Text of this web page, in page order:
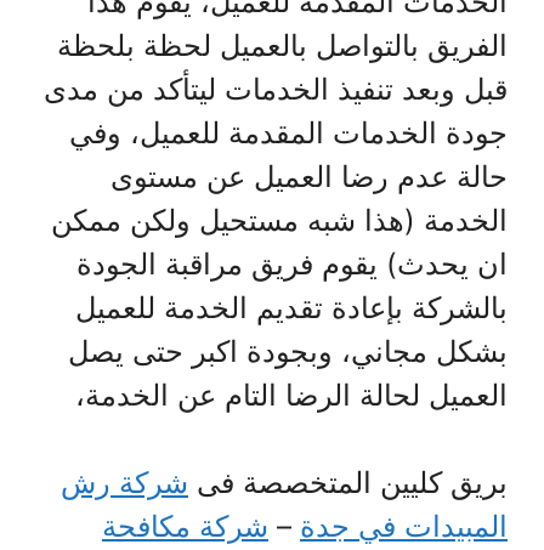
الفريق بالتواصل بالعميل لحظة بلحظة
قبل وبعد تنفيذ الخدمات ليتأكد من مدى
جودة الخدمات المقدمة للعميل، وفي
حالة عدم رضا العميل عن مستوى
الخدمة (هذا شبه مستحيل ولكن ممكن
ان يحدث) يقوم فريق مراقبة الجودة
بالشركة بإعادة تقديم الخدمة للعميل
بشكل مجاني، وبجودة اكبر حتى يصل
العميل لحالة الرضا التام عن الخدمة،
بريق كليين المتخصصة فى شركة رش
المبيدات في جدة – شركة مكافحة